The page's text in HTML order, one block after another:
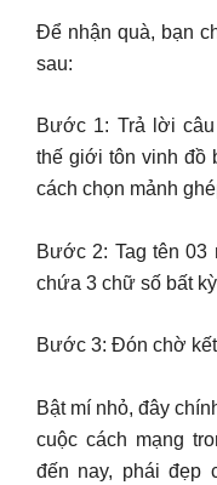
Để nhận quà, bạn
sau:
Bước 1: Trả lời
thế giới tôn vinh đồ
cách chọn mảnh
Bước 2: Tag tên
chứa 3 chữ số bất kỳ
Bước 3: Đón chờ
Bật mí nhỏ, đây
cuộc cách mạng
đến nay, phái đẹp